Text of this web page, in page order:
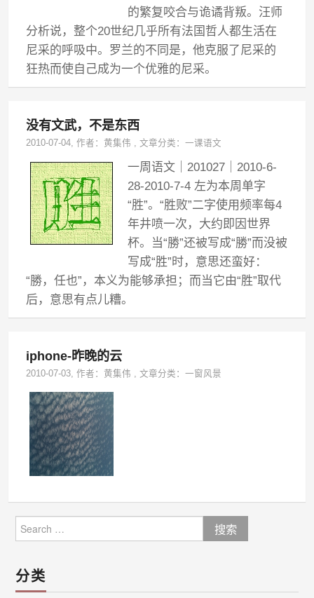
的繁复咬合与诡谲背叛。汪师
分析说，整个20世纪几乎所有法国哲人都生活在
尼采的呼吸中。罗兰的不同是，他克服了尼采的
狂热而使自己成为一个优雅的尼采。
没有文武，不是东西
2010-07-04, 作者：黄集伟 ,文章分类：一课语文
一周语文｜201027｜2010-6-
28-2010-7-4 左为本周单字
“胜”。“胜败”二字使用频率每4
年井喷一次，大约即因世界
杯。当“勝”还被写成“勝”而没被
写成“胜”时，意思还蛮好：
“勝，任也”，本义为能够承担；而当它由“胜”取代
后，意思有点儿糟。
iphone-昨晚的云
2010-07-03, 作者：黄集伟 ,文章分类：一窗风景
for:
分类